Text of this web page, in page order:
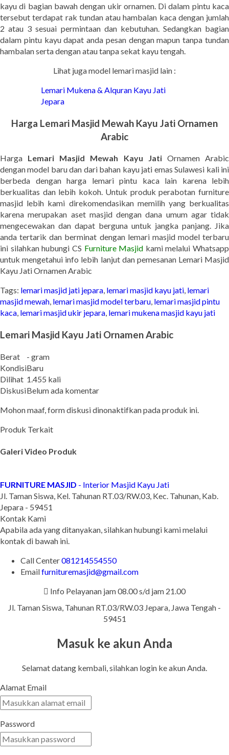
kayu di bagian bawah dengan ukir ornamen. Di dalam pintu kaca
tersebut terdapat rak tundan atau hambalan kaca dengan jumlah
2 atau 3 sesuai permintaan dan kebutuhan. Sedangkan bagian
dalam pintu kayu dapat anda pesan dengan mapun tanpa tundan
hambalan serta dengan atau tanpa sekat kayu tengah.
Lihat juga model lemari masjid lain :
Lemari Mukena & Alquran Kayu Jati
Jepara
Harga Lemari Masjid Mewah Kayu Jati Ornamen
Arabic
Harga Lemari Masjid Mewah Kayu JatiOrnamen Arabic
dengan model baru dan dari bahan kayu jati emas Sulawesi kali ini
berbeda dengan harga lemari pintu kaca lain karena lebih
berkualitas dan lebih kokoh. Untuk produk perabotan furniture
masjid lebih kami direkomendasikan memilih yang berkualitas
karena merupakan aset masjid dengan dana umum agar tidak
mengecewakan dan dapat berguna untuk jangka panjang. Jika
anda tertarik dan berminat dengan lemari masjid model terbaru
ini silahkan hubungi CS Furniture Masjid kami melalui Whatsapp
untuk mengetahui info lebih lanjut dan pemesanan Lemari Masjid
Kayu Jati Ornamen Arabic
Tags: lemari masjid jati jepara, lemari masjid kayu jati, lemari
masjid mewah, lemari masjid model terbaru, lemari masjid pintu
kaca, lemari masjid ukir jepara, lemari mukena masjid kayu jati
Lemari Masjid Kayu Jati Ornamen Arabic
Berat
- gram
KondisiBaru
Dilihat 1.455 kali
DiskusiBelum ada komentar
Mohon maaf, form diskusi dinonaktifkan pada produk ini.
Produk Terkait
Galeri Video Produk
FURNITURE MASJID - Interior Masjid Kayu Jati
Jl. Taman Siswa, Kel. Tahunan RT.03/RW.03, Kec. Tahunan, Kab.
Jepara - 59451
Kontak Kami
Apabila ada yang ditanyakan, silahkan hubungi kami melalui
kontak di bawah ini.
Call Center081214554550
Emailfurnituremasjid@gmail.com
Info Pelayanan jam 08.00 s/d jam 21.00
Jl. Taman Siswa, Tahunan RT.03/RW.03 Jepara, Jawa Tengah -
59451
Masuk ke akun Anda
Selamat datang kembali, silahkan login ke akun Anda.
Alamat Email
Password